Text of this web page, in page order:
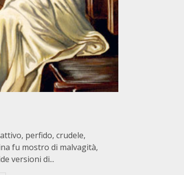
perfido, crudele,
fu mostro di malvagità,
versioni di...